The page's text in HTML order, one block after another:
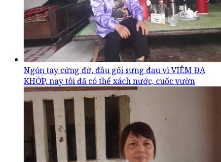
Ngón tay cứng đờ, đầu gối sưng đau vì VIÊM ĐA
KHỚP, nay tôi đã có thể xách nước, cuốc vườn